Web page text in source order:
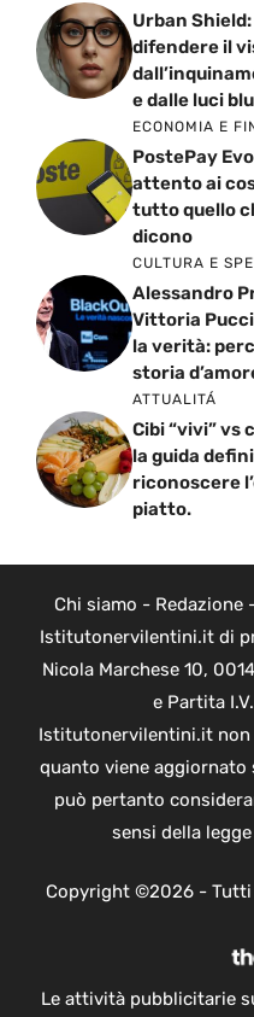
Urban
difendere il
e dalle luci
ECONOMIA E
PostePay
attento ai
tutto quello
dicono
CULTURA E
Alessandro
Vittoria
la verità:
storia
ATTUALITÁ
Cibi “vivi” vs
la guida
riconoscere
piatto.
Chi siamo - Redazione
Istitutonervilentini.it di
Nicola Marchese 10,
e Partita
Istitutonervilentini.it non
quanto viene aggiornato
può pertanto
sensi della
Copyright ©2026 -
Le attività pubblicitarie